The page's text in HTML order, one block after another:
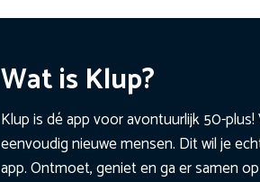
Wat is Klup?
Klup is dé app voor avontuurlijk 50-
eenvoudig nieuwe mensen. Dit wil je
app. Ontmoet, geniet en ga er samen